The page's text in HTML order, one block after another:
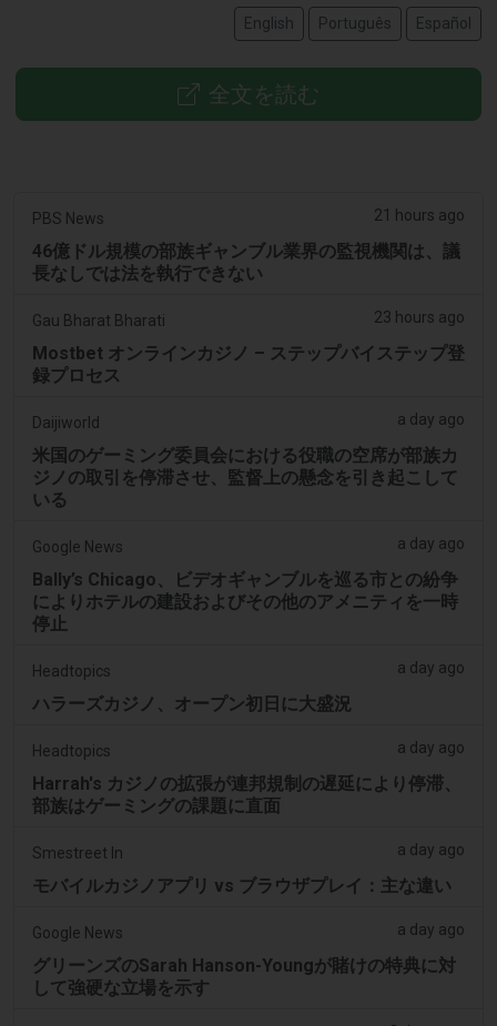
English Português Español
全文を読む
PBS News 21 hours ago
46億ドル規模の部族ギャンブル業界の監視機関は、議
長なしでは法を執行できない
Gau Bharat Bharati 23 hours ago
Mostbet オンラインカジノ – ステップバイステップ登
録プロセス
Daijiworld a day ago
米国のゲーミング委員会における役職の空席が部族カ
ジノの取引を停滞させ、監督上の懸念を引き起こして
いる
Google News a day ago
Bally’s Chicago、ビデオギャンブルを巡る市との紛争
によりホテルの建設およびその他のアメニティを一時
停止
Headtopics a day ago
ハラーズカジノ、オープン初日に大盛況
Headtopics a day ago
Harrah's カジノの拡張が連邦規制の遅延により停滞、
部族はゲーミングの課題に直面
Smestreet In a day ago
モバイルカジノアプリ vs ブラウザプレイ：主な違い
Google News a day ago
グリーンズのSarah Hanson-Youngが賭けの特典に対
して強硬な立場を示す